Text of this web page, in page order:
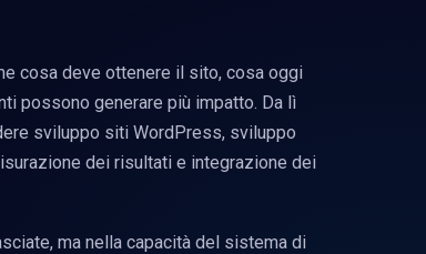
cosa deve ottenere il sito, cosa oggi
possono generare più impatto. Da lì
sviluppo siti WordPress, sviluppo
dei risultati e integrazione dei
ma nella capacità del sistema di